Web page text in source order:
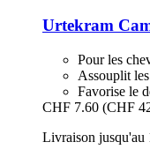
Urtekram
Pour les
Assouplit
Favorise le
CHF 7.60 (CHF
Livraison jusqu'au